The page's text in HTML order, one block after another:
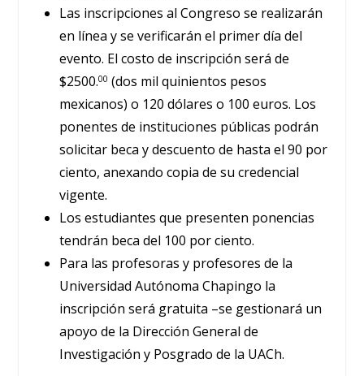
Las inscripciones al Congreso se realizarán
en línea y se verificarán el primer día del
evento. El costo de inscripción será de
$2500.00 (dos mil quinientos pesos
mexicanos) o 120 dólares o 100 euros. Los
ponentes de instituciones públicas podrán
solicitar beca y descuento de hasta el 90 por
ciento, anexando copia de su credencial
vigente.
Los estudiantes que presenten ponencias
tendrán beca del 100 por ciento.
Para las profesoras y profesores de la
Universidad Autónoma Chapingo la
inscripción será gratuita –se gestionará un
apoyo de la Dirección General de
Investigación y Posgrado de la UACh.